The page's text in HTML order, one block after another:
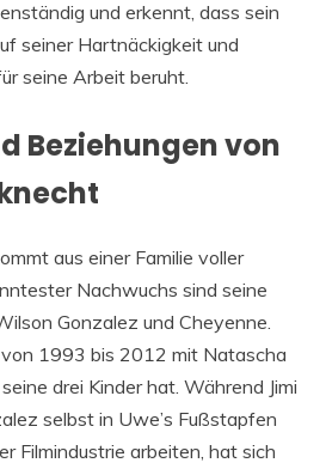
und erkennt, dass sein
seiner Hartnäckigkeit und
seine Arbeit beruht.
Beziehungen von
aus einer Familie voller
Nachwuchs sind seine
Gonzalez und Cheyenne.
1993 bis 2012 mit Natascha
drei Kinder hat. Während Jimi
selbst in Uwe’s Fußstapfen
Filmindustrie arbeiten, hat sich